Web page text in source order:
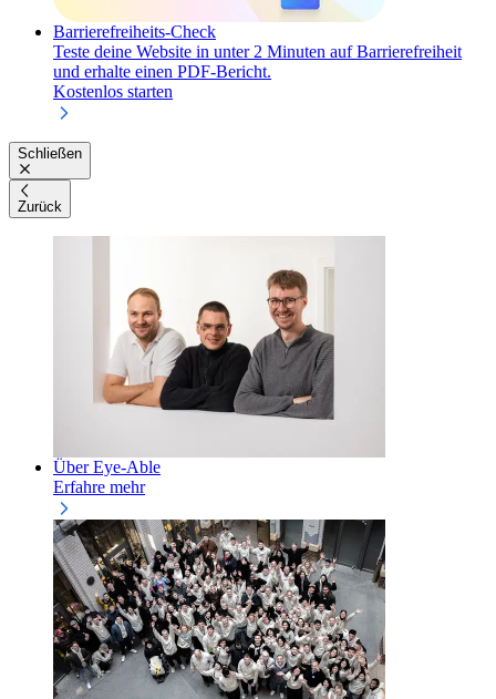
Barrierefreiheits-Check
Teste deine Website in unter 2 Minuten auf Barrierefreiheit
und erhalte einen PDF-Bericht.
Kostenlos starten
Schließen
Zurück
Über Eye-Able
Erfahre mehr